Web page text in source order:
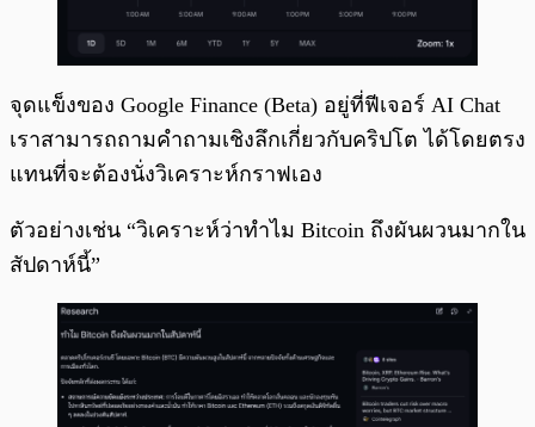
จุดแข็งของ Google Finance (Beta) อยู่ที่ฟีเจอร์ AI Chat
เราสามารถถามคำถามเชิงลึกเกี่ยวกับคริปโต ได้โดยตรง
แทนที่จะต้องนั่งวิเคราะห์กราฟเอง
ตัวอย่างเช่น “วิเคราะห์ว่าทำไม Bitcoin ถึงผันผวนมากใน
สัปดาห์นี้”